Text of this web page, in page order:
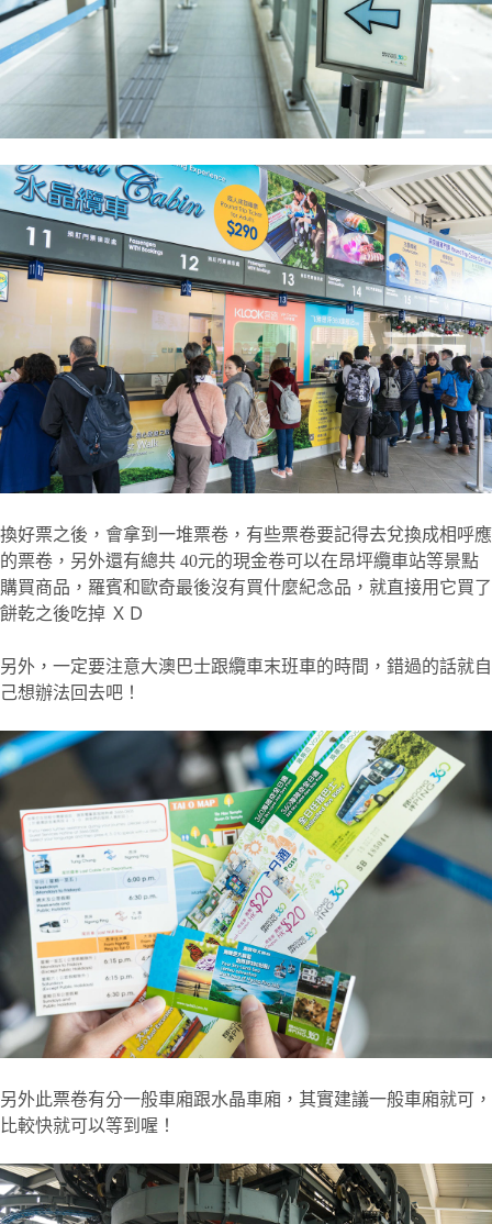
換好票之後，會拿到一堆票卷，有些票卷要記得去兌換成相呼應
的票卷，另外還有總共 40元的現金卷可以在昂坪纜車站等景點
購買商品，羅賓和歐奇最後沒有買什麼紀念品，就直接用它買了
餅乾之後吃掉 ＸＤ
另外，一定要注意大澳巴士跟纜車末班車的時間，錯過的話就自
己想辦法回去吧！
另外此票卷有分一般車廂跟水晶車廂，其實建議一般車廂就可，
比較快就可以等到喔！